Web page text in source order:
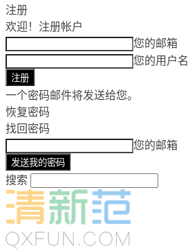
注册
欢迎！ 注册帐户
您的邮箱
您的用户名
一个密码邮件将发送给您。
恢复密码
找回密码
您的邮箱
搜索